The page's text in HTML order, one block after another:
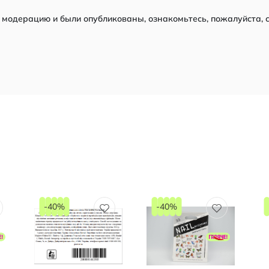
и были опубликованы, ознакомьтесь, пожалуйста, с
-40% -40%